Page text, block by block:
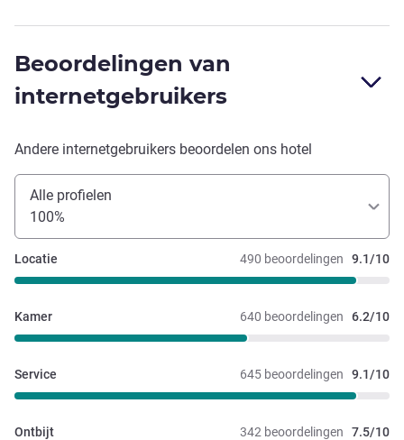
Beoordelingen van
internetgebruikers
Andere internetgebruikers beoordelen ons hotel
Alle profielen
100%
490 beoordelingen 9.1/10
Locatie
640 beoordelingen 6.2/10
Kamer
645 beoordelingen 9.1/10
Service
342 beoordelingen 7.5/10
Ontbijt